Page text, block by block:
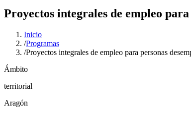
Proyectos integrales de empleo
Inicio
/Programas
/Proyectos integrales de empleo para personas
Ámbito
territorial
Aragón